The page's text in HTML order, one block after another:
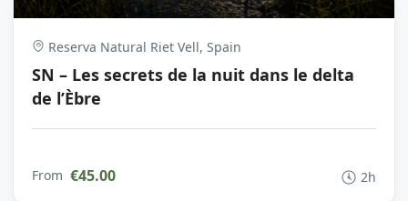
Reserva Natural Riet Vell, Spain
SN – Les secrets de la nuit dans le delta
de l’Èbre
From €45.00 2h